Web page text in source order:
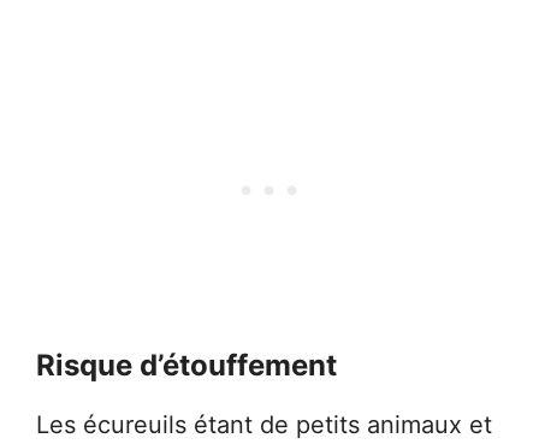
Risque d’étouffement
Les écureuils étant de petits animaux et